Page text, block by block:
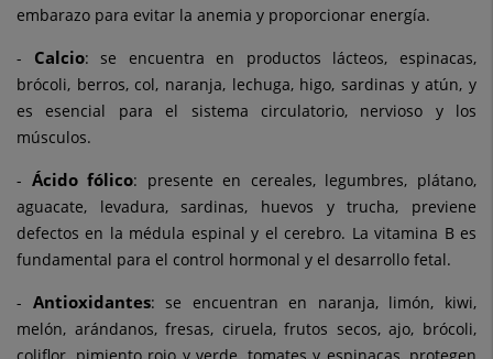
embarazo para evitar la anemia y proporcionar energía.
- Calcio: se encuentra en productos lácteos, espinacas,
brócoli, berros, col, naranja, lechuga, higo, sardinas y atún, y
es esencial para el sistema circulatorio, nervioso y los
músculos.
- Ácido fólico: presente en cereales, legumbres, plátano,
aguacate, levadura, sardinas, huevos y trucha, previene
defectos en la médula espinal y el cerebro. La vitamina B es
fundamental para el control hormonal y el desarrollo fetal.
- Antioxidantes: se encuentran en naranja, limón, kiwi,
melón, arándanos, fresas, ciruela, frutos secos, ajo, brócoli,
coliflor, pimiento rojo y verde, tomates y espinacas, protegen